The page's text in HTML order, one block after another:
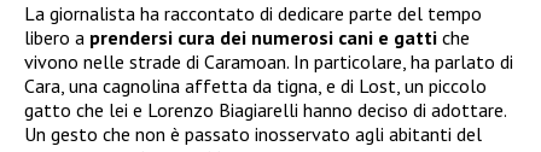
La giornalista ha raccontato di dedicare parte del tempo
libero a prendersi cura dei numerosi cani e gatti che
vivono nelle strade di Caramoan. In particolare, ha parlato di
Cara, una cagnolina affetta da tigna, e di Lost, un piccolo
gatto che lei e Lorenzo Biagiarelli hanno deciso di adottare.
Un gesto che non è passato inosservato agli abitanti del